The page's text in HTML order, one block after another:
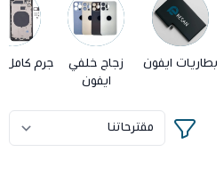
بطاريات ايفون
زجاج خلفي
ايفون
جرم كامل